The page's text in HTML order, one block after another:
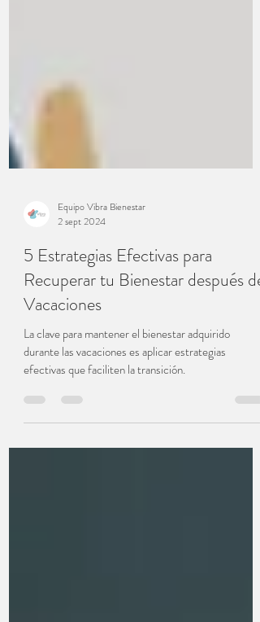
Equipo Vibra Bienestar
2 sept 2024
5 Estrategias Efectivas para
Recuperar tu Bienestar después de
Vacaciones
durante las vacaciones es aplicar estrategias
efectivas que faciliten la transición.